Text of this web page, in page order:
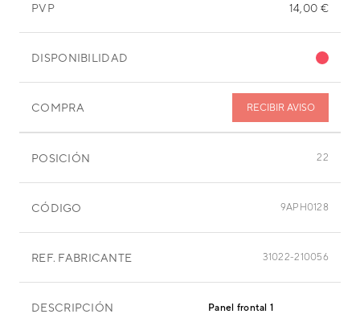
PVP 14,00 €
DISPONIBILIDAD
COMPRA RECIBIR AVISO
POSICIÓN 22
CÓDIGO 9APH0128
REF. FABRICANTE 31022-210056
DESCRIPCIÓN Panel frontal 1